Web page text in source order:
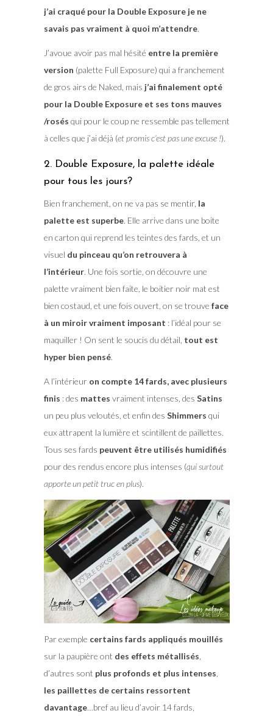
j’ai craqué pour la Double Exposure je ne
savais pas vraiment à quoi m’attendre.
J’avoue avoir pas mal hésité entre la première
version (palette Full Exposure) qui a franchement
de gros airs de Naked, mais j’ai finalement opté
pour la Double Exposure et ses tons mauves
/rosés qui pour le coup ne ressemble pas tellement
à celles que j’ai déjà (et promis c’est pas une excuse !).
2. Double Exposure, la palette idéale
pour tous les jours?
Bien franchement, on ne va pas se mentir, la
palette est superbe. Elle arrive dans une boite
en carton qui reprend les teintes des fards, et un
visuel du pinceau qu’on retrouvera à
l’intérieur. Une fois sortie, on découvre une
palette vraiment bien faite, le boitier noir mat est
bien costaud, et une fois ouvert, on se trouve face
à un miroir vraiment imposant : l’idéal pour se
maquiller ! On sent le soucis du détail, tout est
hyper bien pensé.
A l’intérieur on compte 14 fards, avec plusieurs
finis : des mattes vraiment intenses, des Satins
un peu plus veloutés, et enfin des Shimmers qui
eux attrapent la lumière et scintillent de paillettes.
Tous ses fards peuvent être utilisés humidifiés
pour des rendus encore plus intenses (qui surtout
apporte un petit truc en plus).
Par exemple certains fards appliqués mouillés
sur la paupière ont des effets métallisés
d’autres sont plus profonds et plus intenses
les paillettes de certains ressortent
davantage…bref au lieu d’avoir 14 fards,